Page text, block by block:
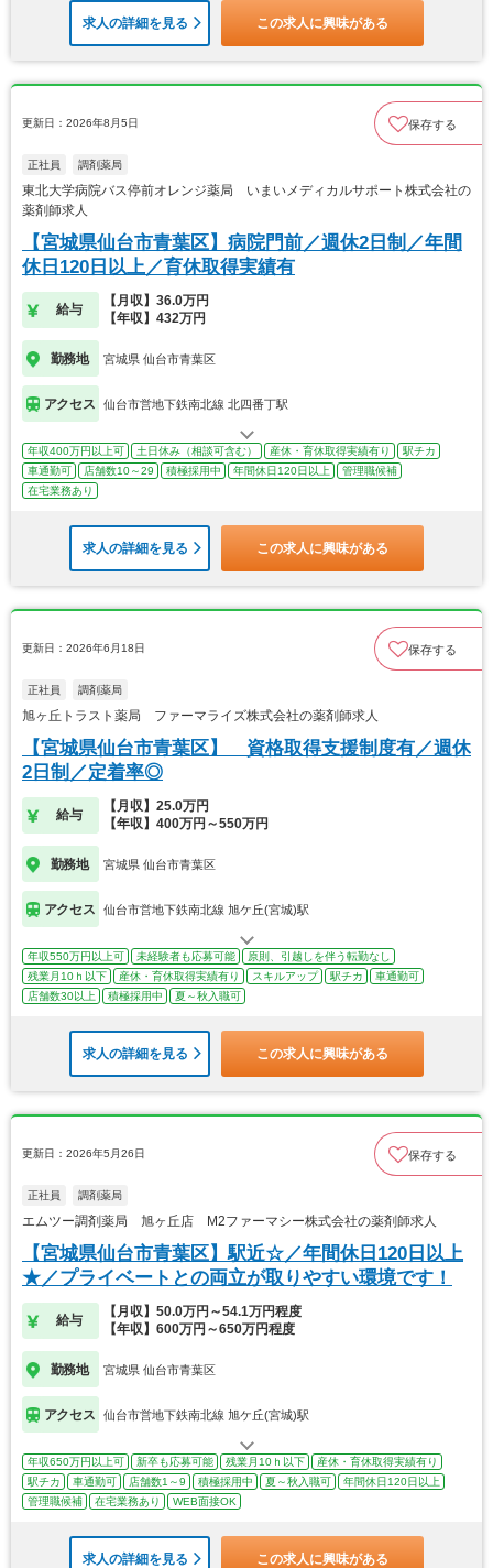
求人の詳細を見る この求人に興味がある
更新日：2026年8月5日 保存する
正社員 調剤薬局
東北大学病院バス停前オレンジ薬局 いまいメディカルサポート株式会社の
薬剤師求人
【宮城県仙台市青葉区】病院門前／週休2日制／年間
休日120日以上／育休取得実績有
給与
【月収】36.0万円
【年収】432万円
勤務地 宮城県 仙台市青葉区
アクセス 仙台市営地下鉄南北線 北四番丁駅
年収400万円以上可 土日休み（相談可含む） 産休・育休取得実績有り
駅チカ
車通勤可
店舗数10～29 積極採用中 年間休日120日以上
管理職候補
在宅業務あり
求人の詳細を見る この求人に興味がある
更新日：2026年6月18日 保存する
正社員 調剤薬局
旭ヶ丘トラスト薬局 ファーマライズ株式会社の薬剤師求人
【宮城県仙台市青葉区】 資格取得支援制度有／週休
2日制／定着率◎
給与
【月収】25.0万円
【年収】400万円～550万円
勤務地 宮城県 仙台市青葉区
アクセス 仙台市営地下鉄南北線 旭ケ丘(宮城)駅
年収550万円以上可 未経験者も応募可能
原則、引越しを伴う転勤なし
残業月10ｈ以下
産休・育休取得実績有り スキルアップ 駅チカ
車通勤可
店舗数30以上
積極採用中 夏～秋入職可
求人の詳細を見る この求人に興味がある
更新日：2026年5月26日 保存する
正社員 調剤薬局
エムツー調剤薬局 旭ヶ丘店 M2ファーマシー株式会社の薬剤師求人
【宮城県仙台市青葉区】駅近☆／年間休日120日以上
★／プライベートとの両立が取りやすい環境です！
給与
【月収】50.0万円～54.1万円程度
【年収】600万円～650万円程度
勤務地 宮城県 仙台市青葉区
アクセス 仙台市営地下鉄南北線 旭ケ丘(宮城)駅
年収650万円以上可 新卒も応募可能 残業月10ｈ以下
産休・育休取得実績有り
駅チカ
車通勤可 店舗数1～9 積極採用中 夏～秋入職可
年間休日120日以上
管理職候補
在宅業務あり WEB面接OK
求人の詳細を見る この求人に興味がある